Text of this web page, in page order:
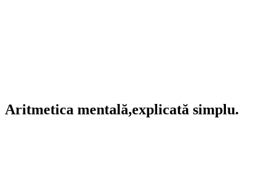
Aritmetica mentală,explicată simplu.